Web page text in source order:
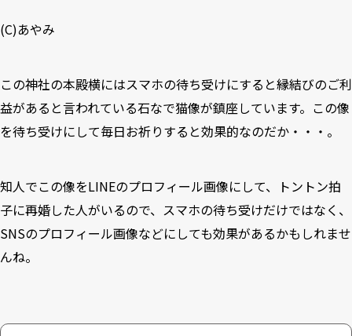
(C)あやみ
この神社の本殿横にはスマホの待ち受けにすると縁結びのご利
益があると言われている石なで猫像が鎮座しています。この像
を待ち受けにして毎日お祈りすると効果的なのだか・・・。
知人でこの像をLINEのプロフィール画像にして、トントン拍
子に再婚した人がいるので、スマホの待ち受けだけではなく、
SNSのプロフィール画像などにしても効果があるかもしれませ
んね。